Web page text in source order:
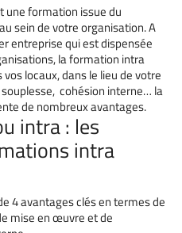
une formation issue du
sein de votre organisation. A
entreprise qui est dispensée
la formation intra
locaux, dans le lieu de votre
cohésion interne… la
de nombreux avantages.
intra : les
intra
4 avantages clés en termes de
mise en œuvre et de